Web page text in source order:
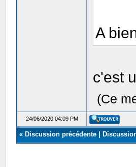
A
c'est
(Ce
24/06/2020 04:09 PM
« Discussion précédente